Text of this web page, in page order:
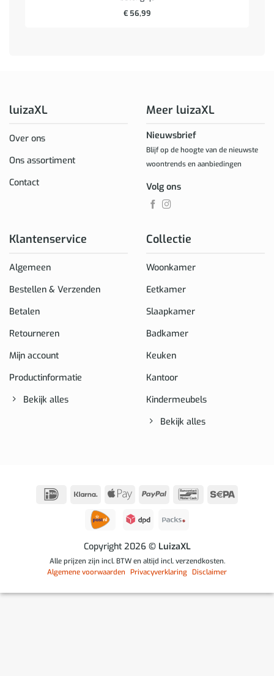
€56,99
luizaXL
Over ons
Ons assortiment
Contact
Klantenservice
Algemeen
Bestellen & Verzenden
Betalen
Retourneren
Mijn account
Productinformatie
Bekijk alles
Collectie
Woonkamer
Eetkamer
Slaapkamer
Badkamer
Keuken
Kantoor
Kindermeubels
Bekijk alles
Meer luizaXL
Nieuwsbrief
Blijf op de hoogte van de nieuwste
woontrends en aanbiedingen
Volg ons
IDeal Klarna
Apple
PayPal BancontactSepa
Copyright 2026 © LuizaXL
Alle prijzen zijn incl. BTW en altijd incl. verzendkosten.
Algemene voorwaarden Privacyverklaring Disclaimer